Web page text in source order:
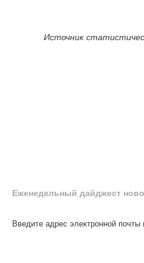
Источник
Еженедельный дайджест
Введите адрес электронной почты